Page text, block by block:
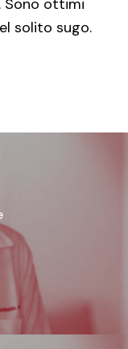
Sono ottimi
solito sugo.